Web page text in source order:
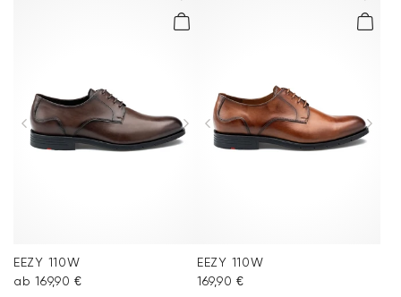
EEZY 110W
ab 169,90 €
EEZY 110W
169,90 €